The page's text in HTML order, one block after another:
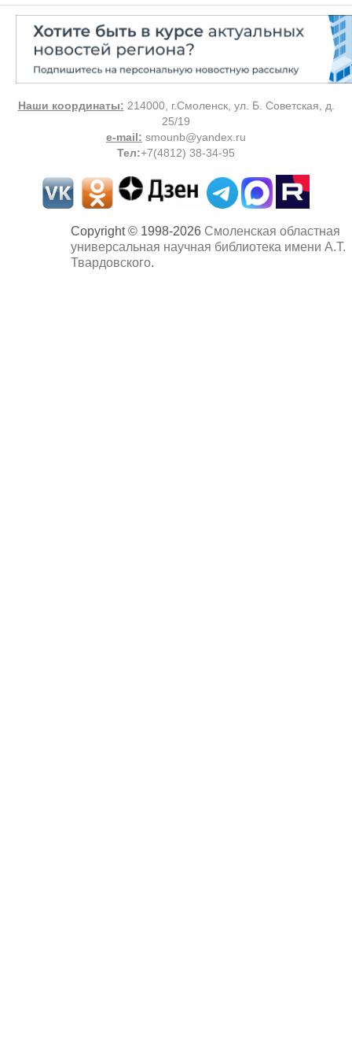
Наши координаты: 214000, г.Смоленск, ул. Б. Советская, д.
25/19
e-mail: smounb@yandex.ru
Тел:+7(4812) 38-34-95
Copyright © 1998-2026 Смоленская областная
универсальная научная библиотека имени А.Т.
Твардовского.